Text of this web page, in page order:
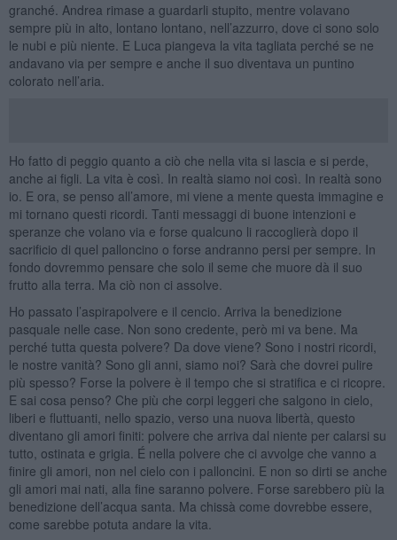
granché. Andrea rimase a guardarli stupito, mentre volavano
sempre più in alto, lontano lontano, nell’azzurro, dove ci sono solo
le nubi e più niente. E Luca piangeva la vita tagliata perché se ne
andavano via per sempre e anche il suo diventava un puntino
colorato nell’aria.
Ho fatto di peggio quanto a ciò che nella vita si lascia e si perde,
anche ai figli. La vita è così. In realtà siamo noi così. In realtà sono
io. E ora, se penso all’amore, mi viene a mente questa immagine e
mi tornano questi ricordi. Tanti messaggi di buone intenzioni e
speranze che volano via e forse qualcuno li raccoglierà dopo il
sacrificio di quel palloncino o forse andranno persi per sempre. In
fondo dovremmo pensare che solo il seme che muore dà il suo
frutto alla terra. Ma ciò non ci assolve.
Ho passato l’aspirapolvere e il cencio. Arriva la benedizione
pasquale nelle case. Non sono credente, però mi va bene. Ma
perché tutta questa polvere? Da dove viene? Sono i nostri ricordi,
le nostre vanità? Sono gli anni, siamo noi? Sarà che dovrei pulire
più spesso? Forse la polvere è il tempo che si stratifica e ci ricopre.
E sai cosa penso? Che più che corpi leggeri che salgono in cielo,
liberi e fluttuanti, nello spazio, verso una nuova libertà, questo
diventano gli amori finiti: polvere che arriva dal niente per calarsi su
tutto, ostinata e grigia. É nella polvere che ci avvolge che vanno a
finire gli amori, non nel cielo con i palloncini. E non so dirti se anche
gli amori mai nati, alla fine saranno polvere. Forse sarebbero più la
benedizione dell’acqua santa. Ma chissà come dovrebbe essere,
come sarebbe potuta andare la vita.